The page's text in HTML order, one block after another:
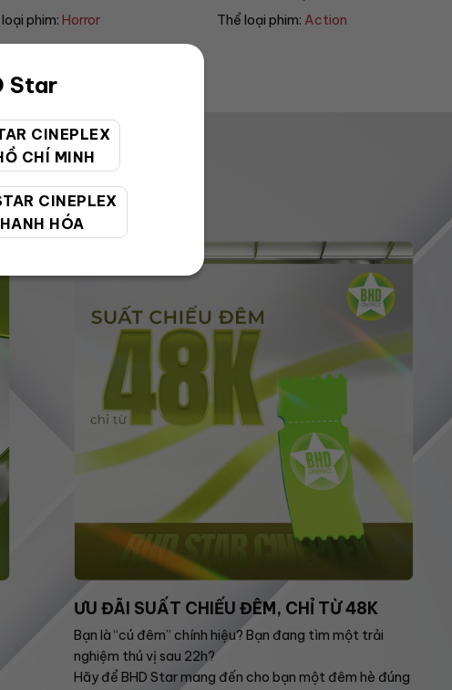
Star
CINEPLEX
CHÍ MINH
CINEPLEX
HÓA
Thể loại phim:Action Thể loại phim:Sci-fi
ƯU ĐÃI SUẤT CHIẾU ĐÊM, CHỈ TỪ 48K
Bạn là “cú đêm” chính hiệu? Bạn đang tìm một trải
nghiệm thú vị sau 22h?
Hãy để BHD Star mang đến cho bạn một đêm hè đúng